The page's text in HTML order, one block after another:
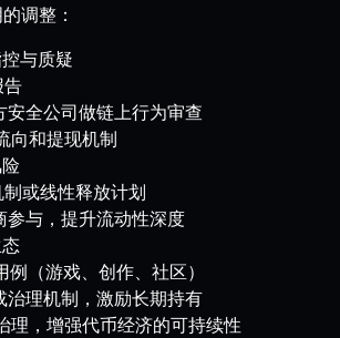
调整：
与质疑
告
安全公司做链上行为审查
向和提现机制
或线性释放计划
参与，提升流动性深度
例（游戏、创作、社区）
治理机制，激励长期持有
理，增强代币经济的可持续性